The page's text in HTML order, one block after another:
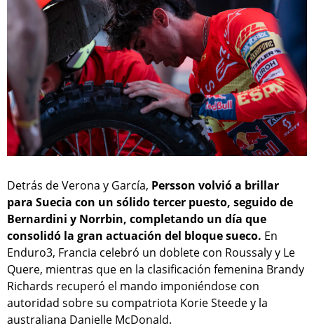
Detrás de Verona y García, Persson volvió a brillar
para Suecia con un sólido tercer puesto, seguido de
Bernardini y Norrbin, completando un día que
consolidó la gran actuación del bloque sueco. En
Enduro3, Francia celebró un doblete con Roussaly y Le
Quere, mientras que en la clasificación femenina Brandy
Richards recuperó el mando imponiéndose con
autoridad sobre su compatriota Korie Steede y la
australiana Danielle McDonald.